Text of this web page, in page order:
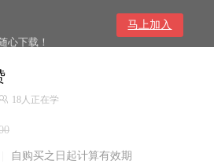
心下载！
马上加入
18人正在学
自购买之日起计算有效期